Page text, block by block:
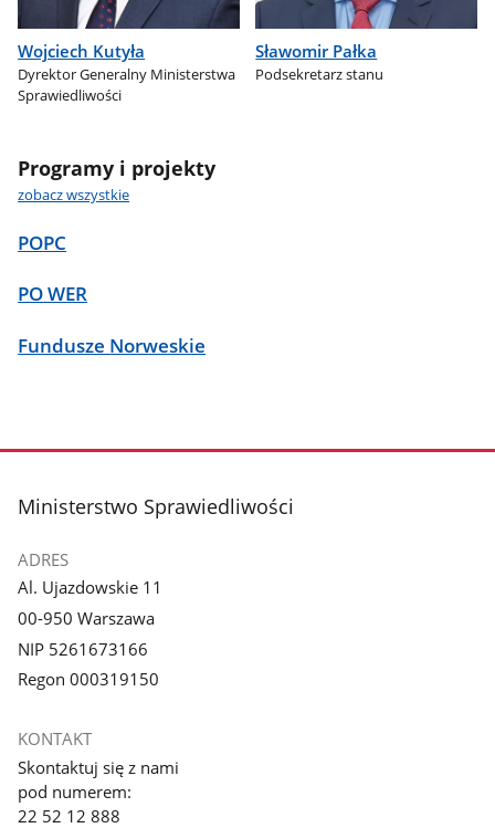
Wojciech Kutyła
Dyrektor Generalny Ministerstwa
Sprawiedliwości
Sławomir Pałka
Podsekretarz stanu
Programy i projekty
zobacz wszystkie
POPC
PO WER
Fundusze Norweskie
stopka
Ministerstwo Sprawiedliwości
ADRES
Al. Ujazdowskie 11
00-950 Warszawa
NIP 5261673166
Regon 000319150
KONTAKT
Skontaktuj się z nami
pod numerem:
22 52 12 888